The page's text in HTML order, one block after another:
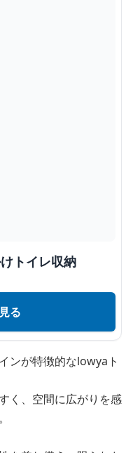
トイレ収納
る
ンが特徴的なlowyaト
く、空間に広がりを感